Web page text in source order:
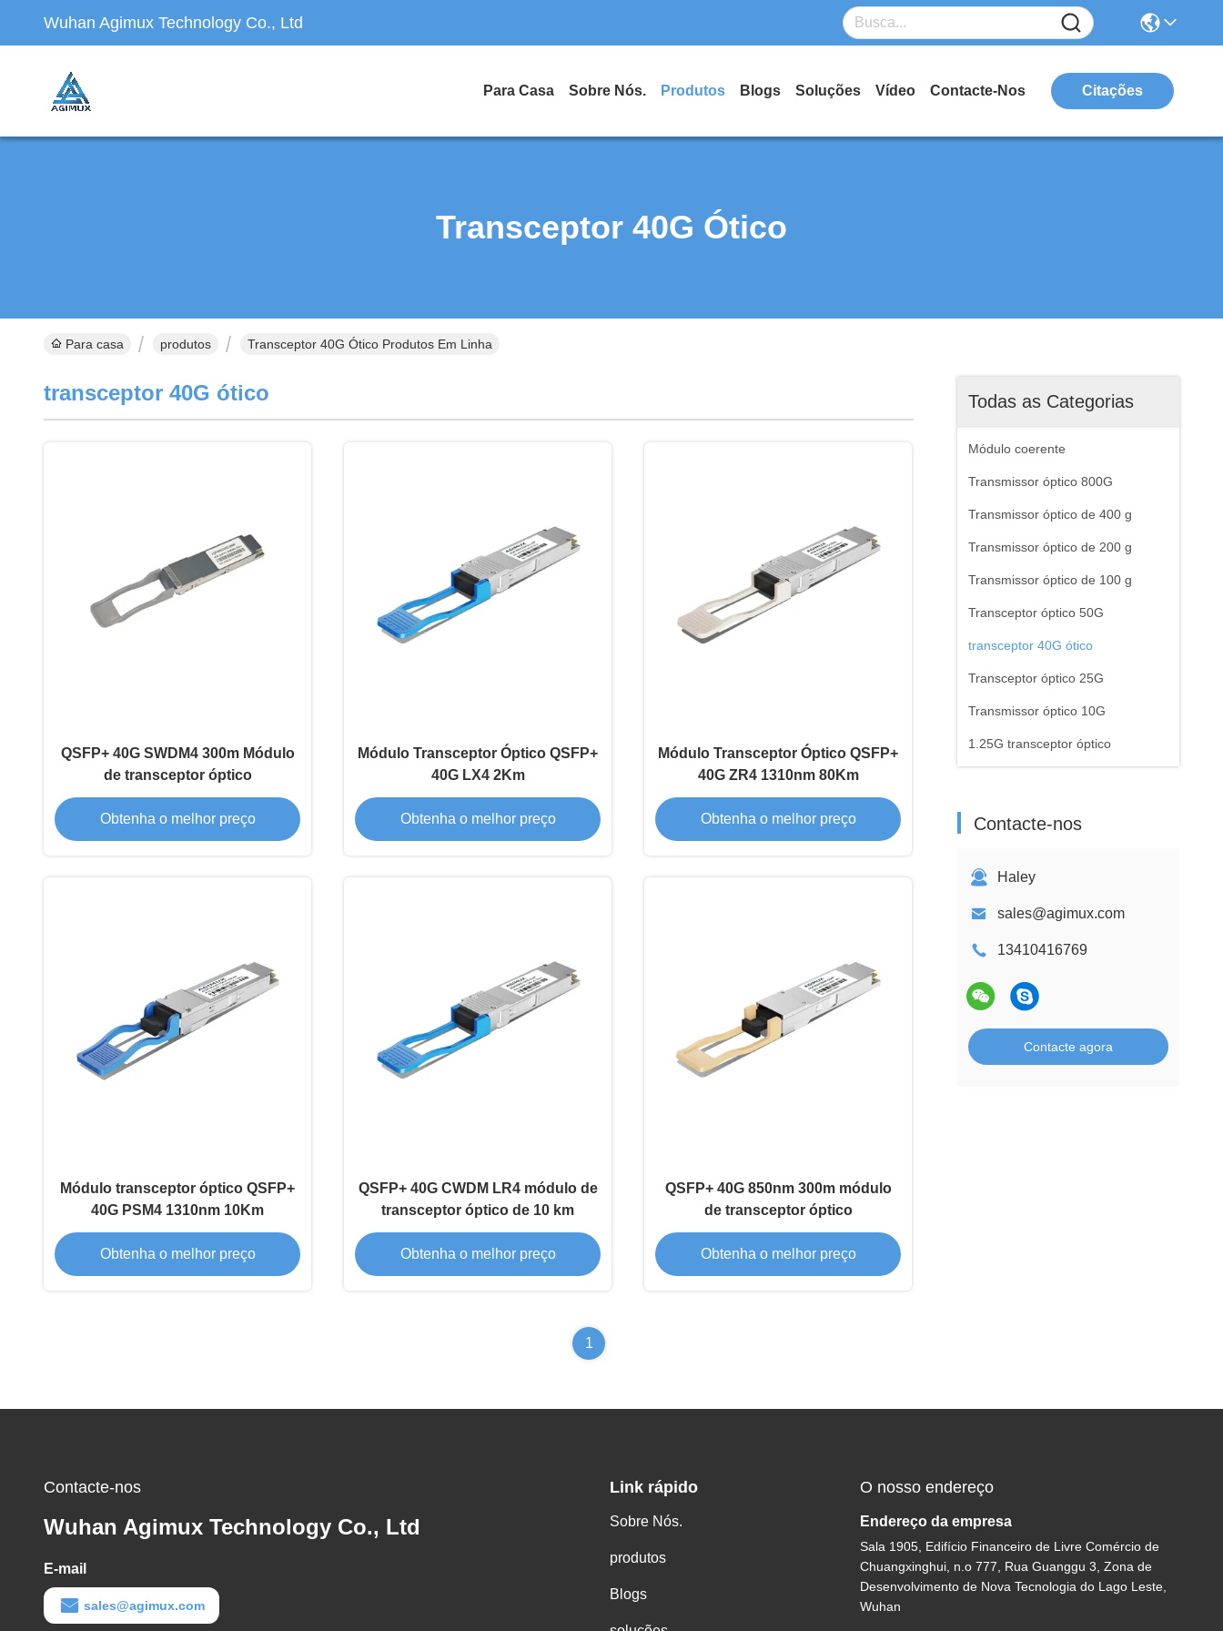
Wuhan Agimux Technology Co., Ltd
Para Casa Sobre Nós. Produtos Blogs Soluções Vídeo Contacte-Nos Citações
Transceptor 40G Ótico
Para casa produtos Transceptor 40G Ótico Produtos Em Linha
Todas as Categorias
Módulo coerente
Transmissor óptico 800G
Transmissor óptico de 400 g
Transmissor óptico de 200 g
Transmissor óptico de 100 g
Transceptor óptico 50G
transceptor 40G ótico
Transceptor óptico 25G
Transmissor óptico 10G
1.25G transceptor óptico
Contacte-nos
Haley
sales@agimux.com
13410416769
Contacte agora
transceptor 40G ótico
QSFP+ 40G SWDM4 300m Módulo
de transceptor óptico
Obtenha o melhor preço
Módulo Transceptor Óptico QSFP+
40G LX4 2Km
Obtenha o melhor preço
Módulo Transceptor Óptico QSFP+
40G ZR4 1310nm 80Km
Obtenha o melhor preço
Módulo transceptor óptico QSFP+
40G PSM4 1310nm 10Km
Obtenha o melhor preço
QSFP+ 40G CWDM LR4 módulo de
transceptor óptico de 10 km
Obtenha o melhor preço
QSFP+ 40G 850nm 300m módulo
de transceptor óptico
Obtenha o melhor preço
1
Contacte-nos
Wuhan Agimux Technology Co., Ltd
E-mail
sales@agimux.com
Link rápido
Sobre Nós.
produtos
Blogs
O nosso endereço
Endereço da empresa
Sala 1905, Edifício Financeiro de Livre Comércio de
Chuangxinghui, n.o 777, Rua Guanggu 3, Zona de
Desenvolvimento de Nova Tecnologia do Lago Leste,
Wuhan